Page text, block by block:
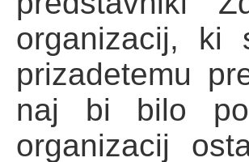
organizacij, ki
prizadetemu
naj bi bilo po
organizacij